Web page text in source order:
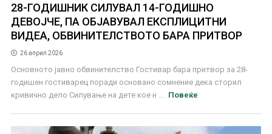
28-ГОДИШНИК СИЛУВАЛ 14-ГОДИШНО
ДЕВОЈЧЕ, ПА ОБЈАВУВАЛ ЕКСПЛИЦИТНИ
ВИДЕА, ОБВИНИТЕЛСТВОТО БАРА ПРИТВОР
26 април 2026
Основното јавно обвинителство Гостивар бара притвор за 28-
годишен гостиварец поради основано сомнение дека сторил
кривично дело Силување на дете кое н ...
Повеќе